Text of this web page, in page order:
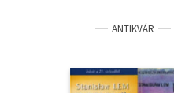
ANTIKVÁR